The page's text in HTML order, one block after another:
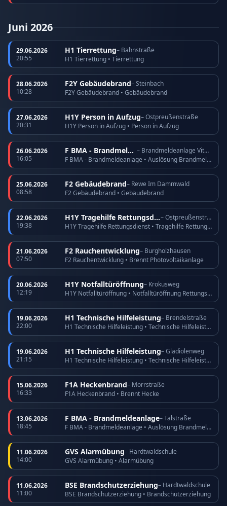
Juni 2026
29.06.2026
20:55
H1 Tierrettung– Bahnstraße
H1 Tierrettung • Tierrettung
28.06.2026
10:28
F2Y Gebäudebrand– Steinbach
F2Y Gebäudebrand • Gebäudebrand
27.06.2026
20:31
H1Y Person in Aufzug– Ostpreußenstraße
H1Y Person in Aufzug • Person in Aufzug
26.06.2026
16:05
F BMA - Brandmeldeanlage
– Brandmeldeanlage Vitos Köppern
F BMA - Brandmeldeanlage • Auslösung Brandmeldeanlage
25.06.2026
08:58
F2 Gebäudebrand– Rewe Im Dammwald
F2 Gebäudebrand • Gebäudebrand
22.06.2026
19:38
H1Y Tragehilfe Rettungsdienst
– Ostpreußenstraße
H1Y Tragehilfe Rettungsdienst • Tragehilfe Rettungsdienst
21.06.2026
07:50
F2 Rauchentwicklung– Burgholzhausen
F2 Rauchentwicklung • Brennt Photovoltaikanlage
20.06.2026
12:19
H1Y Notfalltüröffnung– Krokusweg
H1Y Notfalltüröffnung • Notfalltüröffnung Rettungsdienst
19.06.2026
22:00
H1 Technische Hilfeleistung– Brendelstraße
H1 Technische Hilfeleistung • Technische Hilfeleistung
19.06.2026
21:15
H1 Technische Hilfeleistung– Gladiolenweg
H1 Technische Hilfeleistung • Technische Hilfeleistung
15.06.2026
16:33
F1A Heckenbrand– Morrstraße
F1A Heckenbrand • Brennt Hecke
13.06.2026
18:45
F BMA - Brandmeldeanlage– Talstraße
F BMA - Brandmeldeanlage • Auslösung Brandmeldeanlage
11.06.2026
14:00
GVS Alarmübung– Hardtwaldschule
GVS Alarmübung • Alarmübung
11.06.2026
11:00
BSE Brandschutzerziehung– Hardtwaldschule
BSE Brandschutzerziehung • Brandschutzerziehung